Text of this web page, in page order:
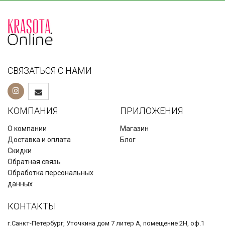
3 210₽
СВЯЗАТЬСЯ С НАМИ
КОМПАНИЯ
О компании
Доставка и оплата
Скидки
Обратная связь
Обработка персональных
данных
ПРИЛОЖЕНИЯ
Магазин
Блог
КОНТАКТЫ
г.Санкт-Петербург, Уточкина дом 7 литер А, помещение 2Н, оф.1